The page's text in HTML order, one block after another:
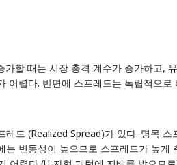
할 때는 시장 충격 계수가 증가하고,
어렵다. 반면에 스프레드는 독립적으로
드 (Realized Spread)가 있다. 명목 스
변동성이 높으므로 스프레드가 높게